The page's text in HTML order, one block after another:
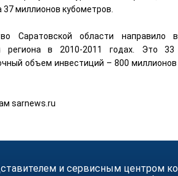
37 миллионов кубометров.
Саратовской области
региона в 2010-2011 годах. Это
объем инвестиций – 800
sarnews.ru
и сервисным центром